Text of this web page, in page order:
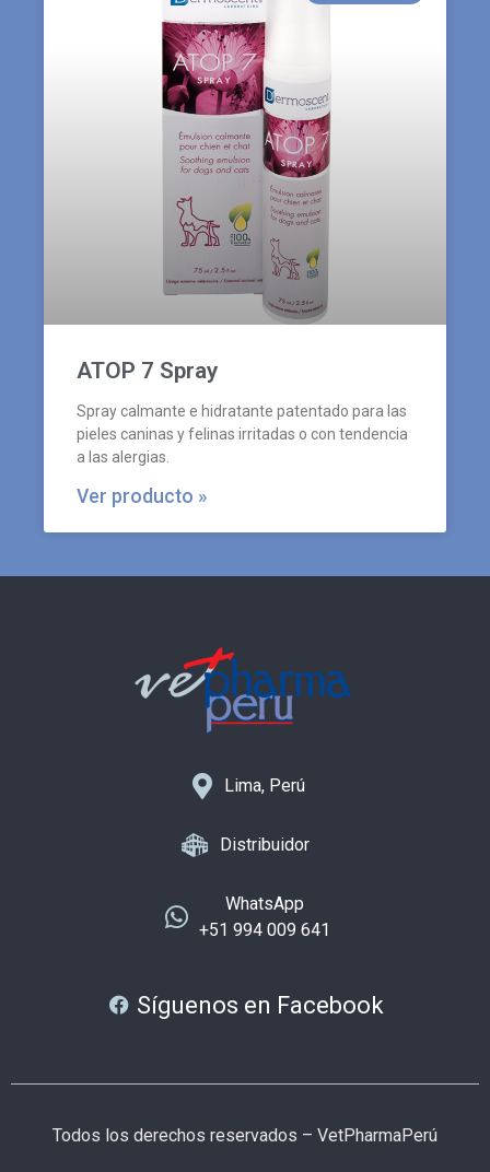
ATOP 7 Spray
Spray calmante e hidratante patentado para las
pieles caninas y felinas irritadas o con tendencia
a las alergias.
Ver producto »
Lima, Perú
Distribuidor
WhatsApp
+51 994 009 641
Síguenos en Facebook
Todos los derechos reservados – VetPharmaPerú